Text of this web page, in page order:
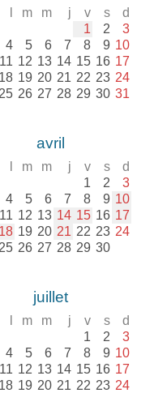
m m j v s d
1 2 3
4 5 6 7 8 9 10
11 12 13 14 15 16 17
18 19 20 21 22 23 24
25 26 27 28 29 30 31
avril
m m j v s d
1 2 3
4 5 6 7 8 9 10
11 12 13 14 15 16 17
18 19 20 21 22 23 24
25 26 27 28 29 30
juillet
m m j v s d
1 2 3
4 5 6 7 8 9 10
11 12 13 14 15 16 17
18 19 20 21 22 23 24